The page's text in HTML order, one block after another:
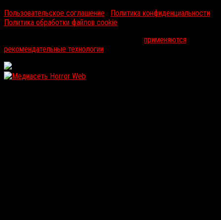
Пользовательское соглашение
Политика конфиденциальности
Политика обработки файлов cookie
применяются
рекомендательные технологии